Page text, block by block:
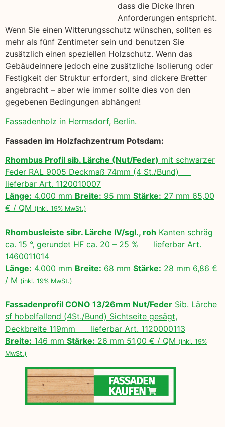
dass die Dicke Ihren
Anforderungen entspricht.
Wenn Sie einen Witterungsschutz wünschen, sollten es
mehr als fünf Zentimeter sein und benutzen Sie
zusätzlich einen speziellen Holzschutz. Wenn das
Gebäudeinnere jedoch eine zusätzliche Isolierung oder
Festigkeit der Struktur erfordert, sind dickere Bretter
angebracht – aber wie immer sollte dies von den
gegebenen Bedingungen abhängen!
Fassadenholz in Hermsdorf, Berlin.
Fassaden im Holzfachzentrum Potsdam:
Rhombus Profil sib. Lärche (Nut/Feder) mit schwarzer
Feder RAL 9005 Deckmaß 74mm (4 St./Bund)
lieferbar Art. 1120010007
Länge: 4.000 mm Breite: 95 mm Stärke: 27 mm 65,00
€ / QM (inkl. 19% MwSt.)
Rhombusleiste sibr. Lärche IV/sgl., roh Kanten schräg
ca. 15 °, gerundet HF ca. 20 – 25 % lieferbar Art.
1460011014
Länge: 4.000 mm Breite: 68 mm Stärke: 28 mm 6,86 €
/ M (inkl. 19% MwSt.)
Fassadenprofil CONO 13/26mm Nut/Feder Sib. Lärche
sf hobelfallend (4St./Bund) Sichtseite gesägt,
Deckbreite 119mm lieferbar Art. 1120000113
Breite: 146 mm Stärke: 26 mm 51,00 € / QM (inkl. 19%
MwSt.)